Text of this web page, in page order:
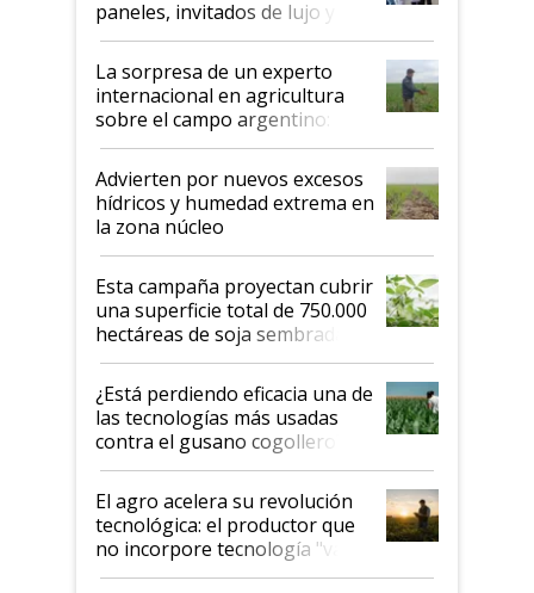
paneles, invitados de lujo y
todas las tendencias
La sorpresa de un experto
internacional en agricultura
sobre el campo argentino:
"Estoy muy impresionado"
Advierten por nuevos excesos
hídricos y humedad extrema en
la zona núcleo
Esta campaña proyectan cubrir
una superficie total de 750.000
hectáreas de soja sembradas
con una nueva generación de
variedades que marcan un
salto tecnológico en genética y
rendimiento
¿Está perdiendo eficacia una de
las tecnologías más usadas
contra el gusano cogollero? El
desafío de una tecnología clave
El agro acelera su revolución
tecnológica: el productor que
no incorpore tecnología "va a
perder el tren"